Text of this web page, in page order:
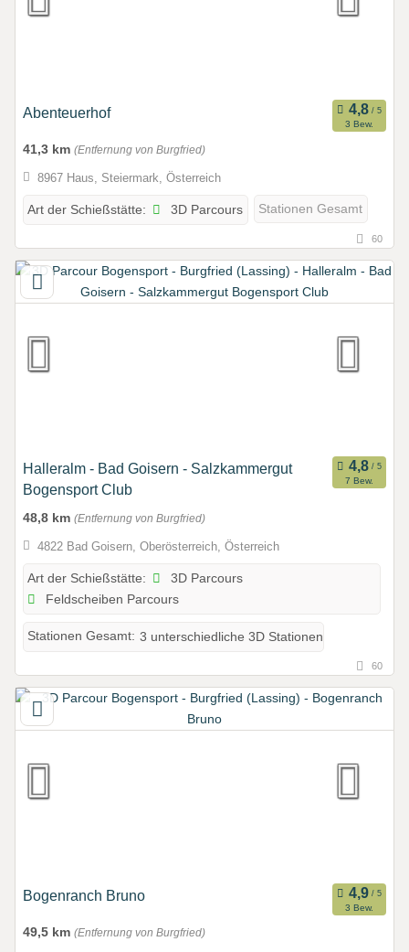
Abenteuerhof
3 Bew.
41,3 km (Entfernung von Burgfried)
8967 Haus, Steiermark, Österreich
Art der Schießstätte: 3D Parcours Stationen Gesamt
60
Halleralm - Bad Goisern - Salzkammergut
Bogensport Club
7 Bew.
48,8 km (Entfernung von Burgfried)
4822 Bad Goisern, Oberösterreich, Österreich
Art der Schießstätte:
3D Parcours
Feldscheiben Parcours
Stationen Gesamt: 3 unterschiedliche 3D Stationen
60
Bogenranch Bruno
3 Bew.
49,5 km (Entfernung von Burgfried)